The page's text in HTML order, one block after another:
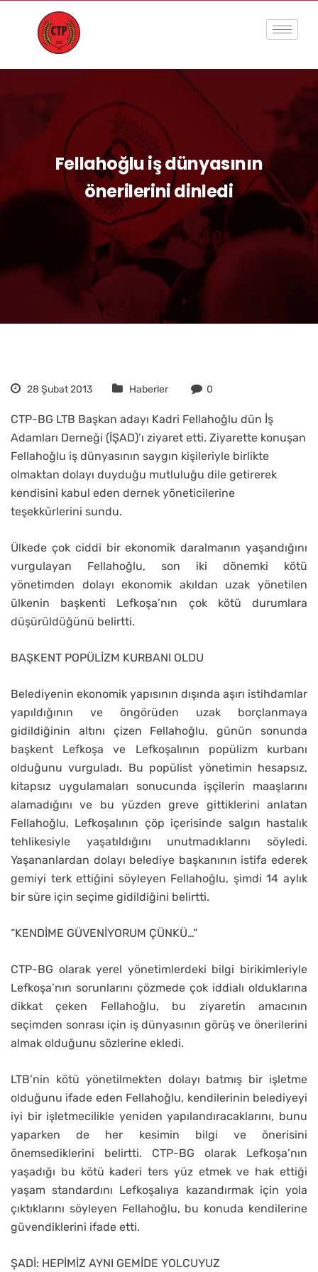
Fellahoğlu iş dünyasının
önerilerini dinledi
28 Şubat 2013 Haberler 0
CTP-BG LTB Başkan adayı Kadri Fellahoğlu dün İş
Adamları Derneği (İŞAD)’ı ziyaret etti. Ziyarette konuşan
Fellahoğlu iş dünyasının saygın kişileriyle birlikte
olmaktan dolayı duyduğu mutluluğu dile getirerek
kendisini kabul eden dernek yöneticilerine
teşekkürlerini sundu.
Ülkede çok ciddi bir ekonomik daralmanın yaşandığını
vurgulayan Fellahoğlu, son iki dönemki kötü
yönetimden dolayı ekonomik akıldan uzak yönetilen
ülkenin başkenti Lefkoşa’nın çok kötü durumlara
düşürüldüğünü belirtti.
BAŞKENT POPÜLİZM KURBANI OLDU
Belediyenin ekonomik yapısının dışında aşırı istihdamlar
yapıldığının ve öngörüden uzak borçlanmaya
gidildiğinin altını çizen Fellahoğlu, günün sonunda
başkent Lefkoşa ve Lefkoşalının popülizm kurbanı
olduğunu vurguladı. Bu popülist yönetimin hesapsız,
kitapsız uygulamaları sonucunda işçilerin maaşlarını
alamadığını ve bu yüzden greve gittiklerini anlatan
Fellahoğlu, Lefkoşalının çöp içerisinde salgın hastalık
tehlikesiyle yaşatıldığını unutmadıklarını söyledi.
Yaşananlardan dolayı belediye başkanının istifa ederek
gemiyi terk ettiğini söyleyen Fellahoğlu, şimdi 14 aylık
bir süre için seçime gidildiğini belirtti.
“KENDİME GÜVENİYORUM ÇÜNKÜ…”
CTP-BG olarak yerel yönetimlerdeki bilgi birikimleriyle
Lefkoşa’nın sorunlarını çözmede çok iddialı olduklarına
dikkat çeken Fellahoğlu, bu ziyaretin amacının
seçimden sonrası için iş dünyasının görüş ve önerilerini
almak olduğunu sözlerine ekledi.
LTB’nin kötü yönetilmekten dolayı batmış bir işletme
olduğunu ifade eden Fellahoğlu, kendilerinin belediyeyi
iyi bir işletmecilikle yeniden yapılandıracaklarını, bunu
yaparken de her kesimin bilgi ve önerisini
önemsediklerini belirtti. CTP-BG olarak Lefkoşa’nın
yaşadığı bu kötü kaderi ters yüz etmek ve hak ettiği
yaşam standardını Lefkoşalıya kazandırmak için yola
çıktıklarını söyleyen Fellahoğlu, bu konuda kendilerine
güvendiklerini ifade etti.
ŞADİ: HEPİMİZ AYNI GEMİDE YOLCUYUZ